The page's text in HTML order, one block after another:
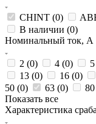
CHINT (0)
В наличии (0)
Номинальный ток, А
2 (0) 4 (0)
13 (0) 16 (0)
50 (0) 63 (0)
Показать все
Характеристика